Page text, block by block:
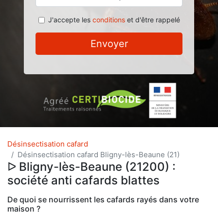
J'accepte les conditionset d'être rappelé
Envoyer
Désinsectisation cafard
Désinsectisation cafard Bligny-lès-Beaune (21)
ᐅ Bligny-lès-Beaune (21200) :
société anti cafards blattes
De quoi se nourrissent les cafards rayés dans votre
maison ?